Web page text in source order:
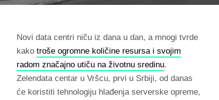
Novi data centri niču iz dana u dan, a mnogi tvrde
kako troše ogromne količine resursa i svojim
radom značajno utiču na životnu sredinu.
Zelendata centar u Vršcu, prvi u Srbiji, od danas
će koristiti tehnologiju hlađenja serverske opreme,